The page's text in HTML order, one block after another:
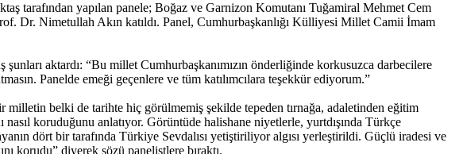
tarafından yapılan panele; Boğaz ve Garnizon Komutanı Tuğamiral Mehmet Cem
Dr. Nimetullah Akın katıldı. Panel, Cumhurbaşkanlığı Külliyesi Millet Camii İmam
aktardı: “Bu millet Cumhurbaşkanımızın önderliğinde korkusuzca darbecilere
Panelde emeği geçenlere ve tüm katılımcılara teşekkür ediyorum.”
belki de tarihte hiç görülmemiş şekilde tepeden tırnağa, adaletinden eğitim
koruduğunu anlatıyor. Görüntüde halishane niyetlerle, yurtdışında Türkçe
dört bir tarafında Türkiye Sevdalısı yetiştiriliyor algısı yerleştirildi. Güçlü iradesi ve
korudu” diyerek sözü panelistlere bıraktı.